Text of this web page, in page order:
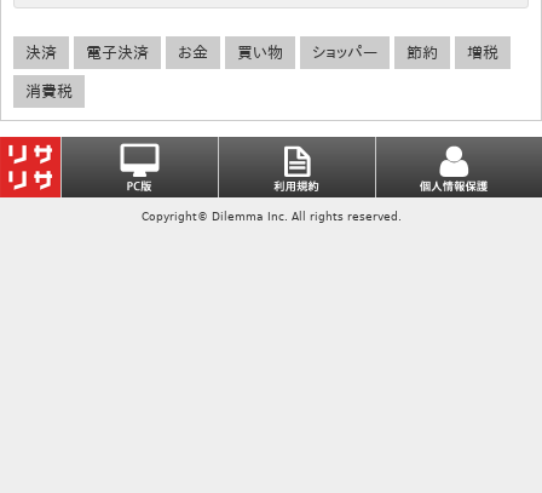
決済 電子決済 お金 買い物 ショッパー 節約 増税
消費税
Copyright© Dilemma Inc. All rights reserved.